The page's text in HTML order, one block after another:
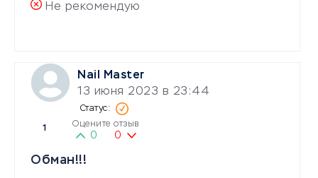
Не рекомендую
Nail Master
13 июня 2023 в 23:44
1 Оцените отзыв
0 0
Обман!!!